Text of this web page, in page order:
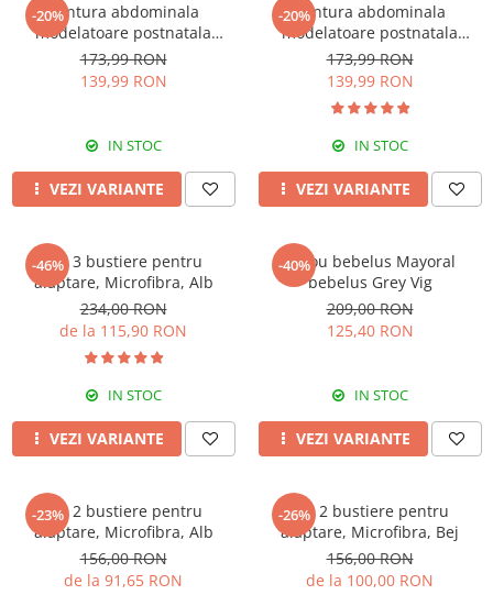
-20%Centura abdominala
modelatoare postnatala
PREMIUM, prindere velcro,
Beige
173,99 RON
139,99 RON
IN STOC
VEZI VARIANTE
-20%Centura abdominala
modelatoare postnatala
PREMIUM, prindere velcro,
Black
173,99 RON
139,99 RON
IN STOC
VEZI VARIANTE
-46%
Set 3 bustiere pentru
alaptare, Microfibra, Alb
234,00 RON
de la 115,90 RON
IN STOC
VEZI VARIANTE
-40%
Sacou bebelus Mayoral
bebelus Grey Vig
209,00 RON
125,40 RON
IN STOC
VEZI VARIANTE
-23%
Set 2 bustiere pentru
alaptare, Microfibra, Alb
156,00 RON
de la 91,65 RON
-26%
Set 2 bustiere pentru
alaptare, Microfibra, Bej
156,00 RON
de la 100,00 RON